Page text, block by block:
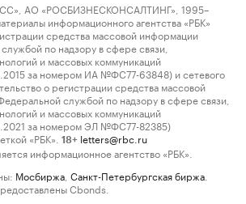
АО «РОСБИЗНЕСКОНСАЛТИНГ», 1995–
информационного агентства «РБК»
средства массовой информации
по надзору в сфере связи,
и массовых коммуникаций
за номером ИА №ФС77-63848) и сетевого
о регистрации средства массовой
службой по надзору в сфере связи,
и массовых коммуникаций
за номером ЭЛ №ФС77-82385)
«РБК».
18+ letters@rbc.ru
информационное агентство «РБК».
Мосбиржа Санкт-Петербургская биржа
Cbonds.